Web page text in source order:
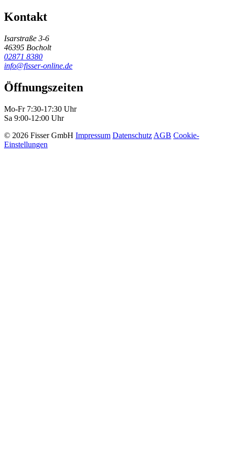
Kontakt
Isarstraße 3-6
46395 Bocholt
02871 8380
info@fisser-online.de
Öffnungszeiten
Mo-Fr 7:30-17:30 Uhr
Sa 9:00-12:00 Uhr
© 2026 Fisser GmbH Impressum Datenschutz AGB Cookie-
Einstellungen